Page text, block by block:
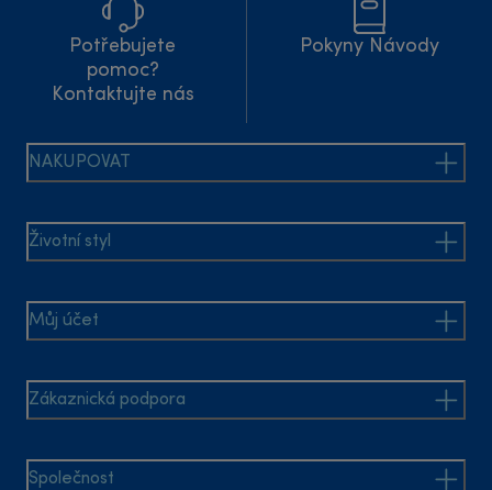
Potřebujete
pomoc?
Kontaktujte nás
Pokyny Návody
NAKUPOVAT
Životní styl
Můj účet
Zákaznická podpora
Společnost